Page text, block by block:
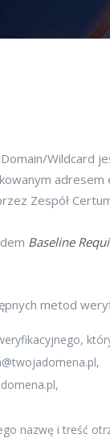
Wildcard
adresem
Zespół
Baseline
metod
,
,
nazwę i treść